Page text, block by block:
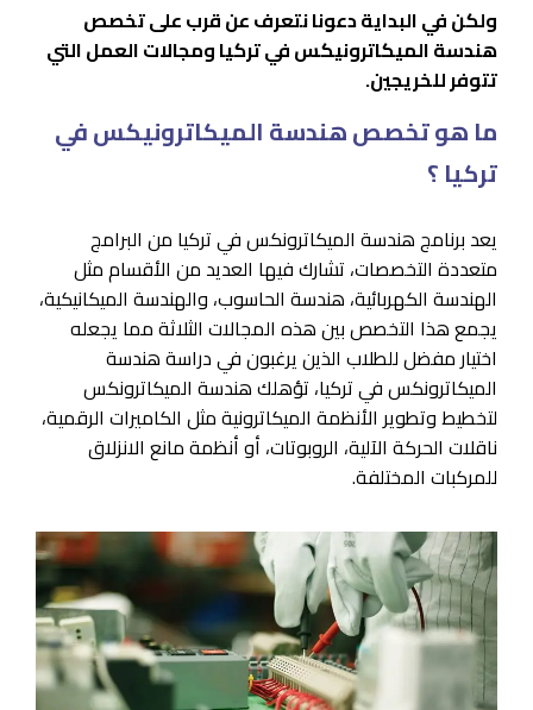
ولكن في البداية دعونا نتعرف عن قرب على تخصص
هندسة الميكاترونيكس في تركيا ومجالات العمل التي
تتوفر للخريجين.
ما هو تخصص هندسة الميكاترونيكس في
تركيا ؟
يعد برنامج هندسة الميكاترونكس في تركيا من البرامج
متعددة التخصصات، تشارك فيها العديد من الأقسام مثل
الهندسة الكهربائية، هندسة الحاسوب، والهندسة الميكانيكية،
يجمع هذا التخصص بين هذه المجالات الثلاثة مما يجعله
اختيار مفضل للطلاب الذين يرغبون في دراسة هندسة
الميكاترونكس في تركيا، تؤهلك هندسة الميكاترونكس
لتخطيط وتطوير الأنظمة الميكاترونية مثل الكاميرات الرقمية،
ناقلات الحركة الآلية، الروبوتات، أو أنظمة مانع الانزلاق
للمركبات المختلفة.